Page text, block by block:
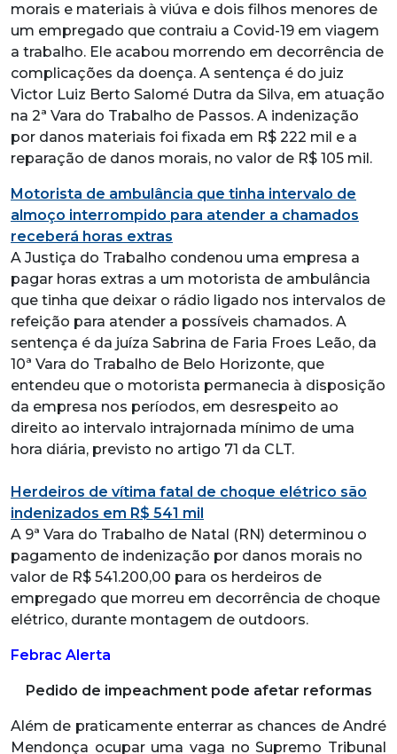
morais e materiais à viúva e dois filhos menores de
um empregado que contraiu a Covid-19 em viagem
a trabalho. Ele acabou morrendo em decorrência de
complicações da doença. A sentença é do juiz
Victor Luiz Berto Salomé Dutra da Silva, em atuação
na 2ª Vara do Trabalho de Passos. A indenização
por danos materiais foi fixada em R$ 222 mil e a
reparação de danos morais, no valor de R$ 105 mil.
Motorista de ambulância que tinha intervalo de
almoço interrompido para atender a chamados
receberá horas extras
A Justiça do Trabalho condenou uma empresa a
pagar horas extras a um motorista de ambulância
que tinha que deixar o rádio ligado nos intervalos de
refeição para atender a possíveis chamados. A
sentença é da juíza Sabrina de Faria Froes Leão, da
10ª Vara do Trabalho de Belo Horizonte, que
entendeu que o motorista permanecia à disposição
da empresa nos períodos, em desrespeito ao
direito ao intervalo intrajornada mínimo de uma
hora diária, previsto no artigo 71 da CLT.
Herdeiros de vítima fatal de choque elétrico são
indenizados em R$ 541 mil
A 9ª Vara do Trabalho de Natal (RN) determinou o
pagamento de indenização por danos morais no
valor de R$ 541.200,00 para os herdeiros de
empregado que morreu em decorrência de choque
elétrico, durante montagem de outdoors.
Febrac Alerta
Pedido de impeachment pode afetar reformas
Além de praticamente enterrar as chances de André
Mendonça ocupar uma vaga no Supremo Tribunal